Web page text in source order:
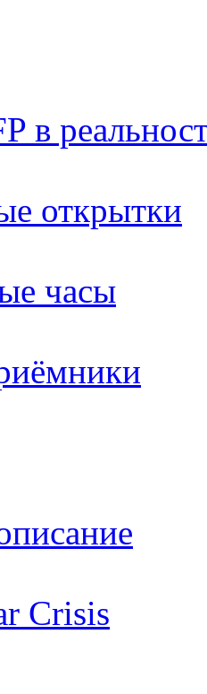
в
открытки
часы
Crisis